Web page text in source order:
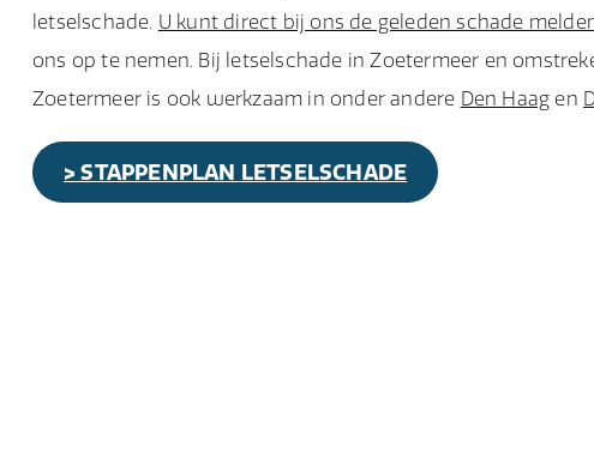
letselschade. U kunt direct bij ons de geleden schade
ons op te nemen. Bij letselschade in Zoetermeer en
Zoetermeer is ook werkzaam in onder andere Den Haag en
> STAPPENPLAN LETSELSCHADE